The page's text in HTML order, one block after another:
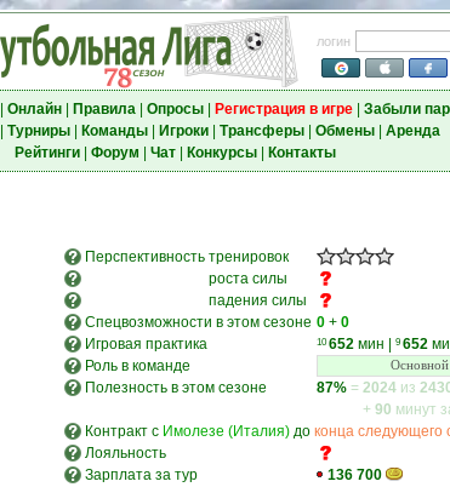
логин
Онлайн| Правила| Опросы| Регистрация в игре| Забыли
Турниры| Команды| Игроки| Трансферы| Обмены| Аренда
Рейтинги| Форум Чат| Конкурсы| Контакты
Перспективность тренировок
роста силы
падения силы
Спецвозможности в этом сезоне 0 + 0
Игровая практика 10652 мин 9 652
Роль в команде Основной
Полезность в этом сезоне 87% = 2024 из
+ 90 минут
Контракт с Имолезе (Италия) до конца следующего
Лояльность
Зарплата за тур
136 700